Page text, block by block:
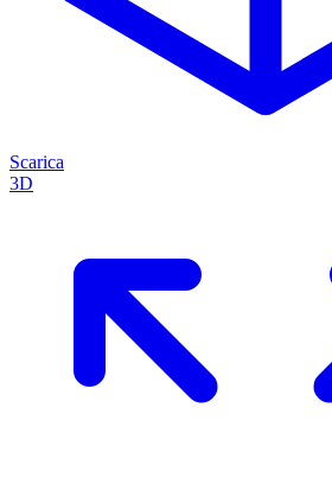
Scarica
3D